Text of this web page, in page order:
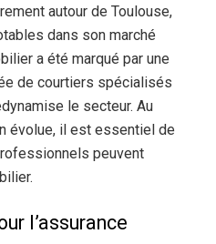
autour de Toulouse,
dans son marché
a été marqué par une
de courtiers spécialisés
le secteur. Au
évolue, il est essentiel de
peuvent
l’assurance